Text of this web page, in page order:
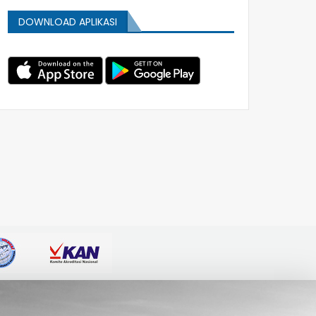
DOWNLOAD APLIKASI